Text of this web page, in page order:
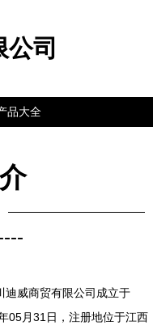
司
品大全
迪威商贸有限公司成立于
05月31日，注册地位于江西